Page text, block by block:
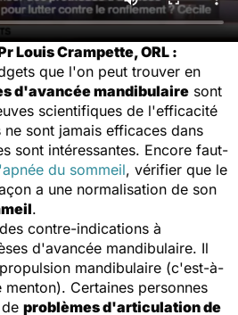
Louis Crampette, ORL :
que l'on peut trouver en
d'avancée mandibulaire sont
scientifiques de l'efficacité
sont jamais efficaces dans
sont intéressantes. Encore faut-
du sommeil, vérifier que le
a une normalisation de son
.
contre-indications à
d'avancée mandibulaire. Il
mandibulaire (c'est-à-
Certaines personnes
problèmes d'articulation de